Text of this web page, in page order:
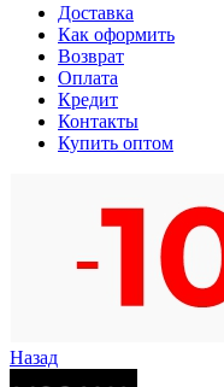
Доставка
Как оформить
Возврат
Оплата
Кредит
Контакты
Купить оптом
Назад